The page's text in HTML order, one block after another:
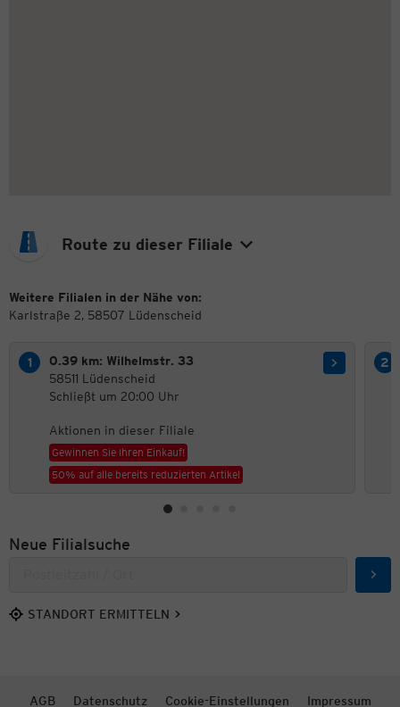
Route zu dieser Filiale
Weitere Filialen in der Nähe von:
Karlstraße 2, 58507 Lüdenscheid
0.39 km: Wilhelmstr. 33
58511 Lüdenscheid
Schließt um 20:00 Uhr
Aktionen in dieser Filiale
Gewinnen Sie Ihren Einkauf!
50% auf alle bereits reduzierten Artikel
Neue Filialsuche
STANDORT ERMITTELN
AGB Datenschutz Cookie-Einstellungen Impressum